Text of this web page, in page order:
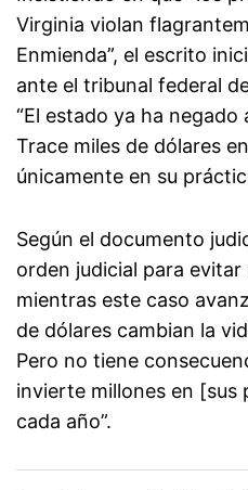
Virginia violan
Enmienda”, el escrito
ante el tribunal federal
“El estado ya ha negado
Trace miles de dólares
únicamente en su
Según el documento
orden judicial para
mientras este caso
de dólares cambian la
Pero no tiene
invierte millones en [sus
cada año”.